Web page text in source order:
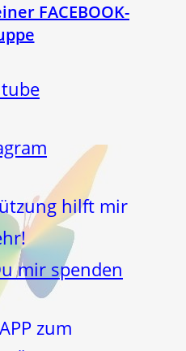
FACEBOOK-
hilft mir
mir spenden
zum